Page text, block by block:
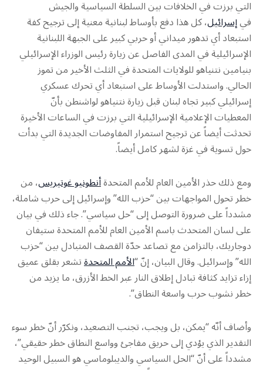
التي برزت في الخلافات بين السلطة السياسية والجيش
فيإسرائيل، كل هذا دفع بأوساط لبنانية معنية إلى ترجيح كفة
استبعاد أي تدهور ميداني أو حربي كبير على الجبهة اللبنانية
الإسرائيلية في المدى الفاصل عن زيارة رئيس الوزراء الإسرائيلي
بنيامين نتنياهو للولايات المتحدة في الثلث الأخير من تموز
الحالي. واستدلت الأوساط على استبعاد أي تحرك عسكري
إسرائيلي كبير تجاه لبنان قبل زيارة نتنياهو لواشنطن بأنّ
المعطيات الإعلامية الإسرائيلية التي برزت في الساعات الأخيرة
تحدثت أيضاً عن ترجيح استمرار المفاوضات الجديدة التي بدأت
حول تسوية في غزة لشهر كامل أيضاً.
ومع ذلك حذر الأمين العام للأمم المتحدةأنطونيو غوتيريس، من
خطر تحول المواجهات بين “حزب الله” وإسرائيل إلى حرب شاملة،
مشدداً على ضرورة التوصل إلى “حل سياسي”. جاء ذلك في بيان
على لسان المتحدث باسم الأمين العام للأمم المتحدة ستيفان
دوجاريك، بالتزامن مع تصاعد حدّة القصف المتبادل بين “حزب
الله” وإسرائيل. وقال البيان، إنّ “الأمم المتحدةتشعر بقلق عميق
إزاء تزايد كثافة تبادل إطلاق النار عبر الخط الأزرق، ما يزيد من
خطر نشوب حرب واسعة النطاق”.
وأضاف أنّه “يمكن، بل ويجب، تجنب التصعيد، ونكرّر أنّ خطر سوء
التقدير الذي يؤدي إلى حريق مفاجئ وواسع النطاق خطر حقيقي”،
مشدداً على أنّ “الحل السياسي والديبلوماسي هو السبيل الوحيد